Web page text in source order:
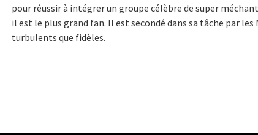
pour réussir à intégrer un groupe célèbre de super
il est le plus grand fan. Il est secondé dans sa tâche par
turbulents que fidèles.